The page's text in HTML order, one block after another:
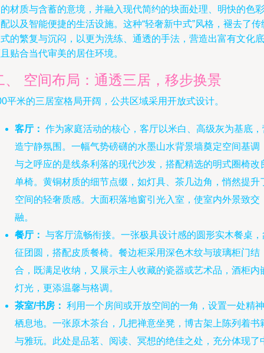
材质与含蓄的意境，并融入现代简约的块面处理、明快的色彩
以及智能便捷的生活设施。这种“轻奢新中式”风格，褪去了传
的繁复与沉闷，以更为洗练、通透的手法，营造出富有文化底
贴合当代审美的居住环境。
、 空间布局：通透三居，移步换景
平米的三居室格局开阔，公共区域采用开放式设计。
客厅： 作为家庭活动的核心，客厅以米白、高级灰为基底，
造宁静氛围。一幅气势磅礴的水墨山水背景墙奠定空间基调
与之呼应的是线条利落的现代沙发，搭配精选的明式圈椅改
单椅。黄铜材质的细节点缀，如灯具、茶几边角，悄然提升
空间的轻奢质感。大面积落地窗引光入室，使室内外景致交
融。
餐厅： 与客厅流畅衔接。一张极具设计感的圆形实木餐桌，
征团圆，搭配皮质餐椅。餐边柜采用深色木纹与玻璃柜门结
合，既满足收纳，又展示主人收藏的瓷器或艺术品，酒柜内
灯光，更添温馨与格调。
茶室/书房： 利用一个房间或开放空间的一角，设置一处精神
栖息地。一张原木茶台，几把禅意坐凳，博古架上陈列着书
与雅玩。此处是品茗、阅读、冥想的绝佳之处，充分体现了